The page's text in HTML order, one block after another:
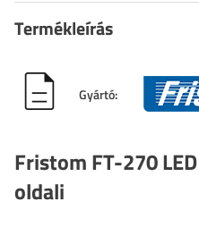
Termékleírás
Gyártó:
Fristom FT-270
oldali